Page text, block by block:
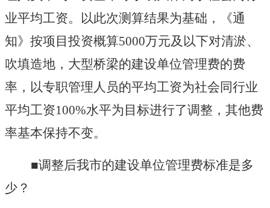
业平均工资。以此次测算结果为基础，《通
知》按项目投资概算5000万元及以下对清淤、
吹填造地，大型桥梁的建设单位管理费的费
率，以专职管理人员的平均工资为社会同行业
平均工资100%水平为目标进行了调整，其他费
率基本保持不变。
■调整后我市的建设单位管理费标准是多
少？